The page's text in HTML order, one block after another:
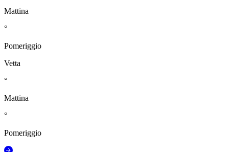
Mattina
°
Pomeriggio
Vetta
°
Mattina
°
Pomeriggio